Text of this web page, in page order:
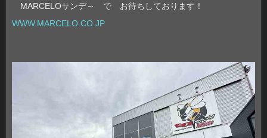
MARCELOサンデ～ で お待ちしております！
WWW.MARCELO.CO.JP